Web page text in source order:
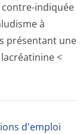
contre-indiquée
à
présentant une
<
d'emploi